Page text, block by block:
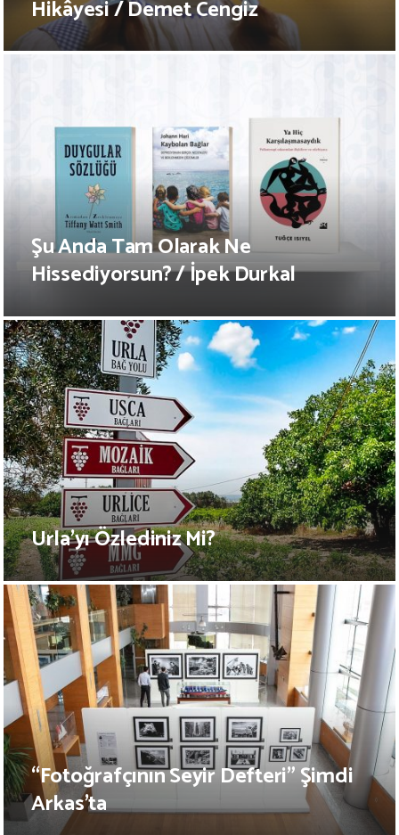
Hikâyesi / Demet Cengiz
Şu Anda Tam Olarak Ne
Hissediyorsun? / İpek Durkal
Urla’yı Özlediniz Mi?
“Fotoğrafçının Seyir Defteri” Şimdi
Arkas’ta